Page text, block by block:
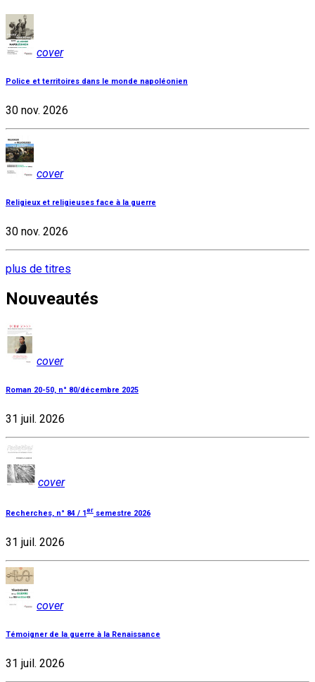
cover
Police et territoires dans le monde napoléonien
30 nov. 2026
cover
Religieux et religieuses face à la guerre
30 nov. 2026
plus de titres
Nouveautés
cover
Roman 20-50, n° 80/décembre 2025
31 juil. 2026
cover
Recherches, n° 84 / 1er semestre 2026
31 juil. 2026
cover
Témoigner de la guerre à la Renaissance
31 juil. 2026